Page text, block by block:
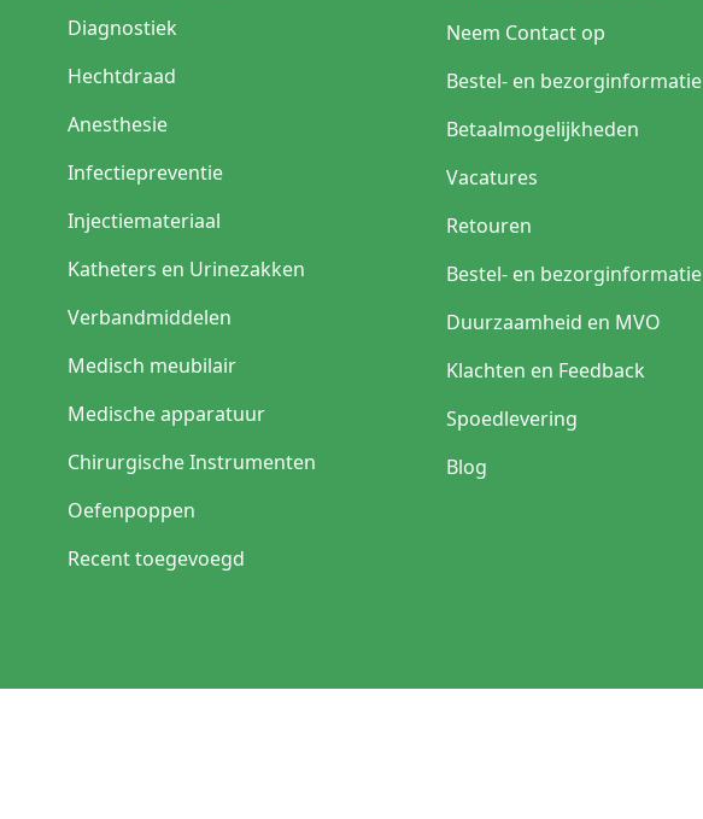
Diagnostiek
Hechtdraad
Anesthesie
Infectiepreventie
Injectiemateriaal
Katheters en Urinezakken
Verbandmiddelen
Medisch meubilair
Medische apparatuur
Chirurgische Instrumenten
Oefenpoppen
Recent toegevoegd
Neem Contact op
Bestel- en bezorginformatie
Betaalmogelijkheden
Vacatures
Retouren
Bestel- en bezorginformatie
Duurzaamheid en MVO
Klachten en Feedback
Spoedlevering
Blog